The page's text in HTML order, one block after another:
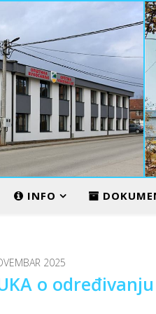
CENTAR
INFO
2025
o